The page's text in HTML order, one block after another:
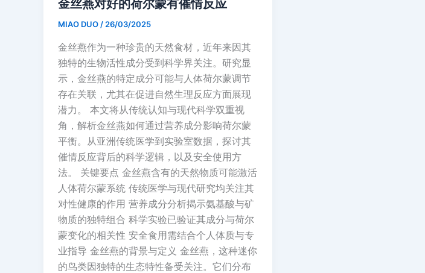
金丝燕对好的荷尔蒙有催情反应
MIAO DUO/26/03/2025
金丝燕作为一种珍贵的天然食材，近年来因其
独特的生物活性成分受到科学界关注。研究显
示，金丝燕的特定成分可能与人体荷尔蒙调节
存在关联，尤其在促进自然生理反应方面展现
潜力。 本文将从传统认知与现代科学双重视
角，解析金丝燕如何通过营养成分影响荷尔蒙
平衡。从亚洲传统医学到实验室数据，探讨其
催情反应背后的科学逻辑，以及安全使用方
法。 关键要点 金丝燕含有的天然物质可能激活
人体荷尔蒙系统 传统医学与现代研究均关注其
对性健康的作用 营养成分分析揭示氨基酸与矿
物质的独特组合 科学实验已验证其成分与荷尔
蒙变化的相关性 安全食用需结合个人体质与专
业指导 金丝燕的背景与定义 金丝燕，这种迷你
的鸟类因独特的生态特性备受关注。它们分布